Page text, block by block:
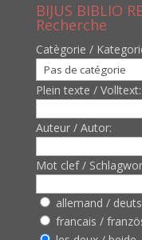
BIJUS BIBLIO
Recherche
Catègorie /
Plein texte / Volltext:
Auteur / Autor:
Mot clef /
allemand /
francais /